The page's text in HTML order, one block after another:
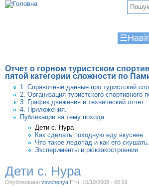
Jump to navigation
Отчет о горном туристском
пятой категории сложности по
1. Справочные данные про туристский
2. Организация туристского спортивного
3. График движения и технический отчет.
4. Приложения.
Публикации на тему похода
Дети с. Нура
Как сделать походную еду вкуснее
Что такое ледопад и как его скушать.
Эксперименты в рюкзакостроении
☰
Дети с. Нура
Опубліковано vovchenya Птн, 10/10/2008 - 00:01